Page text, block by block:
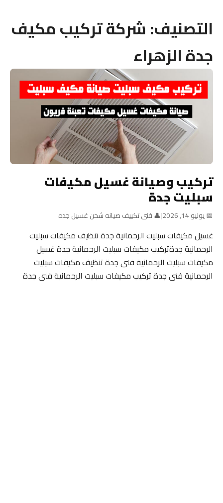
التصنيف:شركة تركيب مكيف
جدة الزهراء
تركيب وصيانة غسيل مكيفات
سبليت جدة
📅 يوليو 14, 2026 |👤 فنى تكييف صيانه شحن غسيل جده
غسيل مكيفات سبليت الرحمانية جدة تنظيف مكيفات سبليت
الرحمانية جدةتركيب مكيفات سبليت الرحمانية جدة غسيل
مكيفات سبليت الرحمانية فنى جدة تنظيف مكيفات سبليت
الرحمانية فنى جدة تركيب مكيفات سبليت الرحمانية فنى جدة